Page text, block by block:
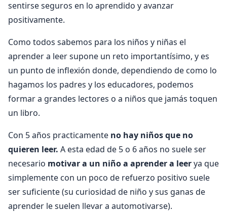
sentirse seguros en lo aprendido y avanzar
positivamente.
Como todos sabemos para los niños y niñas el
aprender a leer supone un reto importantísimo, y es
un punto de inflexión donde, dependiendo de como lo
hagamos los padres y los educadores, podemos
formar a grandes lectores o a niños que jamás toquen
un libro.
Con 5 años practicamente no hay niños que no
quieren leer. A esta edad de 5 o 6 años no suele ser
necesario motivar a un niño a aprender a leerya que
simplemente con un poco de refuerzo positivo suele
ser suficiente (su curiosidad de niño y sus ganas de
aprender le suelen llevar a automotivarse).